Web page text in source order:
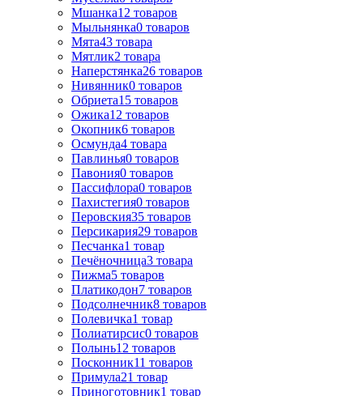
Мшанка12 товаров
Мыльнянка0 товаров
Мята43 товара
Мятлик2 товара
Наперстянка26 товаров
Нивянник0 товаров
Обриета15 товаров
Ожика12 товаров
Окопник6 товаров
Осмунда4 товара
Павлинья0 товаров
Павония0 товаров
Пассифлора0 товаров
Пахистегия0 товаров
Перовския35 товаров
Персикария29 товаров
Песчанка1 товар
Печёночница3 товара
Пижма5 товаров
Платикодон7 товаров
Подсолнечник8 товаров
Полевичка1 товар
Полиатирсис0 товаров
Полынь12 товаров
Посконник11 товаров
Примула21 товар
Приноготовник1 товар